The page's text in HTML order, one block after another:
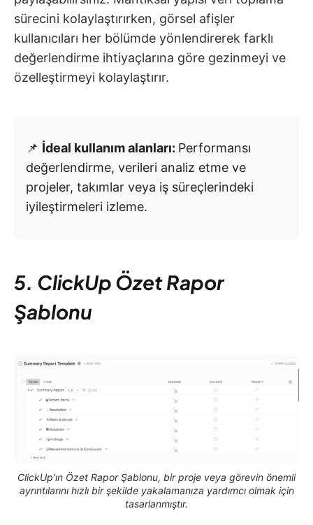
sürecini kolaylaştırırken, görsel afişler
kullanıcıları her bölümde yönlendirerek farklı
değerlendirme ihtiyaçlarına göre gezinmeyi ve
özelleştirmeyi kolaylaştırır.
📌 İdeal kullanım alanları: Performansı
değerlendirme, verileri analiz etme ve
projeler, takımlar veya iş süreçlerindeki
iyileştirmeleri izleme.
5. ClickUp Özet Rapor
Şablonu
ClickUp'ın Özet Rapor Şablonu, bir proje veya görevin önemli
ayrıntılarını hızlı bir şekilde yakalamanıza yardımcı olmak için
tasarlanmıştır.